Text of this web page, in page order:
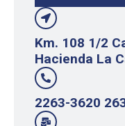
Km. 108 1/2
Hacienda La
2263-3620